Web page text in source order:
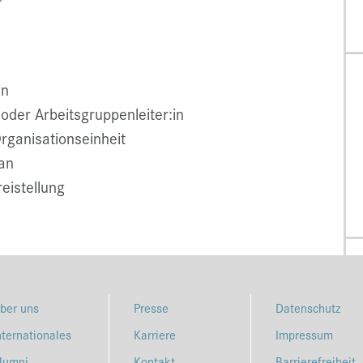
Arbeitsgruppenleiter:in
uns
Presse
Karriere
Datenschutz
Impressum